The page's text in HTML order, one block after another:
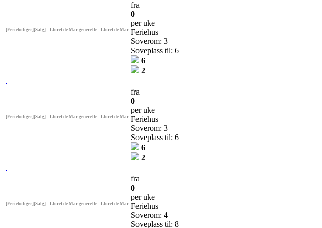
[Ferieboliger][Salg] - Lloret de Mar generelle - Lloret de Mar
fra
0
per uke
Feriehus
Soverom: 3
Soveplass til: 6
6
2
[Ferieboliger][Salg] - Lloret de Mar generelle - Lloret de Mar
fra
0
per uke
Feriehus
Soverom: 3
Soveplass til: 6
6
2
[Ferieboliger][Salg] - Lloret de Mar generelle - Lloret de Mar
fra
0
per uke
Feriehus
Soverom: 4
Soveplass til: 8